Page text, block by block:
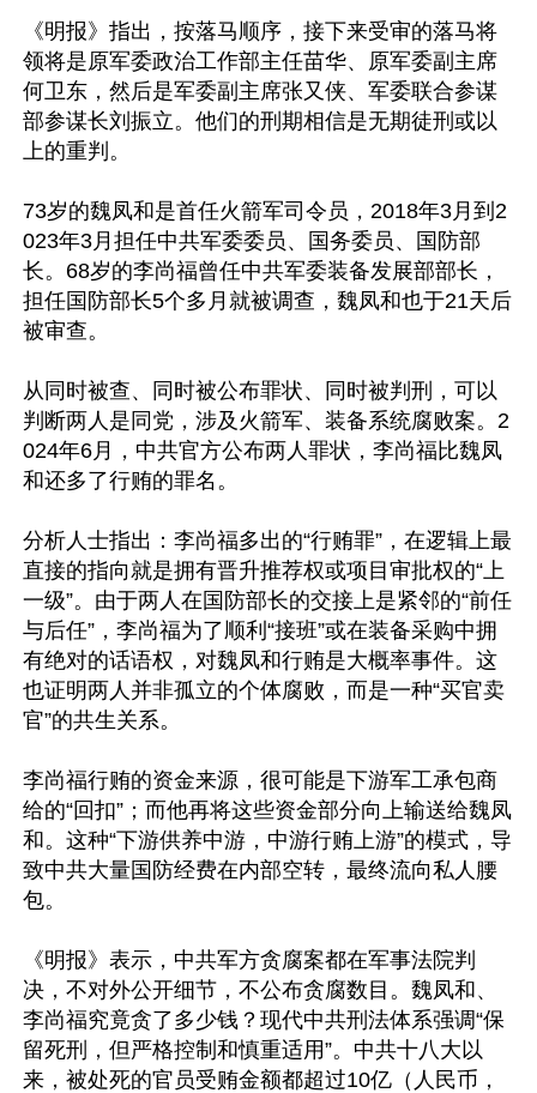
《明报》指出，按落马顺序，接下来受审的落马将
领将是原军委政治工作部主任苗华、原军委副主席
何卫东，然后是军委副主席张又侠、军委联合参谋
部参谋长刘振立。他们的刑期相信是无期徒刑或以
上的重判。
73岁的魏凤和是首任火箭军司令员，2018年3月到2
023年3月担任中共军委委员、国务委员、国防部
长。68岁的李尚福曾任中共军委装备发展部部长，
担任国防部长5个多月就被调查，魏凤和也于21天后
被审查。
从同时被查、同时被公布罪状、同时被判刑，可以
判断两人是同党，涉及火箭军、装备系统腐败案。2
024年6月，中共官方公布两人罪状，李尚福比魏凤
和还多了行贿的罪名。
分析人士指出：李尚福多出的“行贿罪”，在逻辑上最
直接的指向就是拥有晋升推荐权或项目审批权的“上
一级”。由于两人在国防部长的交接上是紧邻的“前任
与后任”，李尚福为了顺利“接班”或在装备采购中拥
有绝对的话语权，对魏凤和行贿是大概率事件。这
也证明两人并非孤立的个体腐败，而是一种“买官卖
官”的共生关系。
李尚福行贿的资金来源，很可能是下游军工承包商
给的“回扣”；而他再将这些资金部分向上输送给魏凤
和。这种“下游供养中游，中游行贿上游”的模式，导
致中共大量国防经费在内部空转，最终流向私人腰
包。
《明报》表示，中共军方贪腐案都在军事法院判
决，不对外公开细节，不公布贪腐数目。魏凤和、
李尚福究竟贪了多少钱？现代中共刑法体系强调“保
留死刑，但严格控制和慎重适用”。中共十八大以
来，被处死的官员受贿金额都超过10亿（人民币，